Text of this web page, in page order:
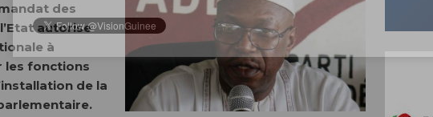
des
autorise
à
les fonctions
de la